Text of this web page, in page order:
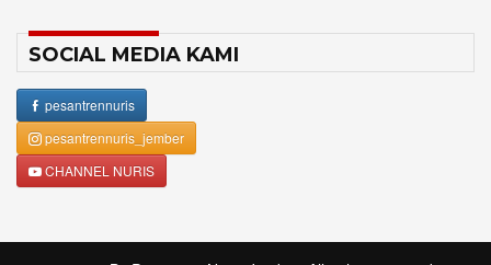
SOCIAL MEDIA KAMI
pesantrennuris
pesantrennuris_jember
CHANNEL NURIS